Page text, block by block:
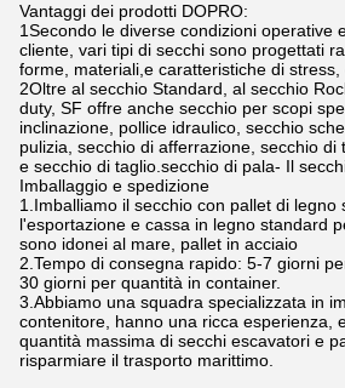
Vantaggi dei prodotti DOPRO:
1Secondo le diverse condizioni operative
cliente, vari tipi di secchi sono progettati
forme, materiali,e caratteristiche di stress,
2Oltre al secchio Standard, al secchio
duty, SF offre anche secchio per scopi
inclinazione, pollice idraulico, secchio
pulizia, secchio di afferrazione, secchio di
e secchio di taglio.secchio di pala- Il
Imballaggio e spedizione
1.Imballiamo il secchio con pallet di legno
l'esportazione e cassa in legno standard
sono idonei al mare, pallet in acciaio
2.Tempo di consegna rapido: 5-7 giorni
30 giorni per quantità in container.
3.Abbiamo una squadra specializzata in
contenitore, hanno una ricca esperienza,
quantità massima di secchi escavatori e
risparmiare il trasporto marittimo.